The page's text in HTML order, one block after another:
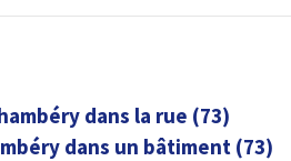
dans la rue (73)
dans un bâtiment (73)